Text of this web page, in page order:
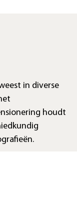
in diverse
houdt